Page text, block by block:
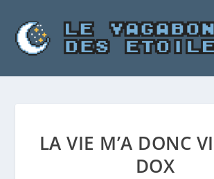
LA VIE M’A DONC
DOX